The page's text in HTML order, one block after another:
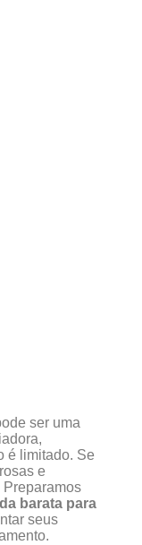
ser uma
é limitado. Se
e
Preparamos
barata para
seus